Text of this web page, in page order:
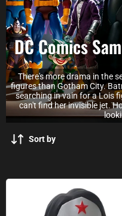
DC Comics
There's more drama in the
figures than Gotham City.
searching in vain for a Lois
can't find her invisible jet.
Sort by
DC Comics Soap Studios